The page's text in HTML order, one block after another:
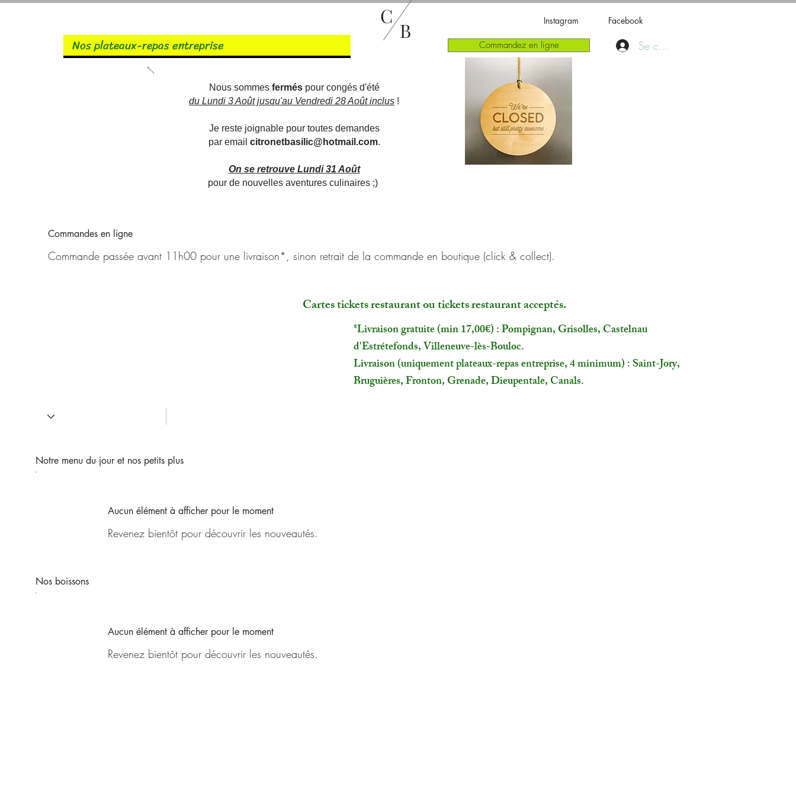
Nos plateaux-repas entreprise
C
B
Nous sommes ferméspour congés d'été
du Lundi 3 Août jusqu'au Vendredi 28 Août inclus !
Je reste joignable pour toutes demandes
par email citronetbasilic@hotmail.com.
On se retrouve Lundi 31 Août
pour de nouvelles aventures culinaires ;)
Instagram
Commandez en ligne
Facebook
Se connecter
Commandes en ligne
Commande passée avant 11h00 pour une livraison*, sinon retrait de la commande en boutique (click & collect).
Notre menu du jour et nos petits plus
Aucun élément à afficher pour le moment
Revenez bientôt pour découvrir les nouveautés.
Nos boissons
Aucun élément à afficher pour le moment
Revenez bientôt pour découvrir les nouveautés.
Cartes tickets restaurant ou tickets restaurant acceptés.
*Livraison gratuite (min 17,00€) : Pompignan, Grisolles, Castelnau
d'Estrétefonds, Villeneuve-lès-Bouloc. ​
Livraison (uniquement plateaux-repas entreprise, 4 minimum) : Saint-Jory,
Bruguières, Fronton, Grenade, Dieupentale, Canals.